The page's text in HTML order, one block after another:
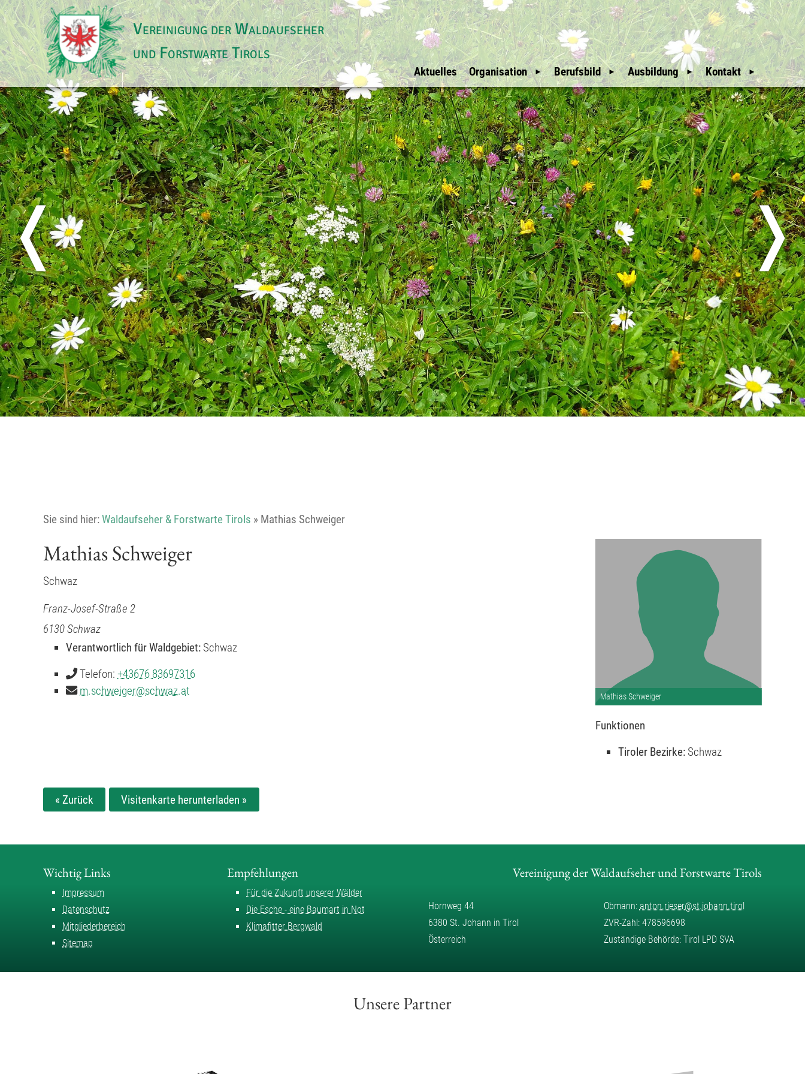
Vereinigung der Waldaufseher
und Forstwarte Tirols
Aktuelles Organisation
Überblick
Vorstand
Vorstandsmitglieder
BFI Vertreter
Rechnungsprüfer
Berufsbild
Wir Waldaufseher
Unsere Geschichte
Ausbildung
Auswahl und
Ausbildung
Kontakt
Allgemein
Impressum
Datenschutz
Ihre Werbung bei
uns?
E-Mail
Waldaufseher Tirols
Überblick
Innsbruck Stadt
Innsbruck Land
Schwaz
Kufstein
Kitzbühel
Osttirol
Imst
Reutte
Landeck
Mitgliederbereich
An- & Abmeldung
Mitglieder
Weitere Hinweise
Downloads
Nützliche Links
Sitemap
Erweiterte Suche
❬ ❭
Sie sind hier:Waldaufseher & Forstwarte Tirols » Mathias Schweiger
Mathias Schweiger
Schwaz
Franz-Josef-Straße 2
6130Schwaz
Verantwortlich für Waldgebiet: Schwaz
Telefon:+43676 83697316
m.schweiger@schwaz.at Mathias Schweiger
Funktionen
Tiroler Bezirke:Schwaz
« Zurück Visitenkarte herunterladen »
Wichtig Links
Impressum
Datenschutz
Mitgliederbereich
Sitemap
Empfehlungen
Für die Zukunft unserer Wälder
Die Esche - eine Baumart in Not
Klimafitter Bergwald
Vereinigung der Waldaufseher und Forstwarte Tirols
Hornweg 44
6380 St. Johann in Tirol
Österreich
Obmann: anton.rieser@st.johann.tirol
ZVR-Zahl: 478596698
Zuständige Behörde: Tirol LPD SVA
Unsere Partner